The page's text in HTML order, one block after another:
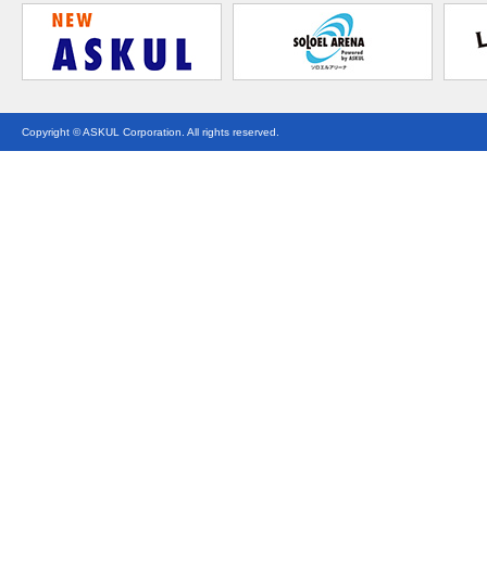
Copyright © ASKUL Corporation. All rights reserved.